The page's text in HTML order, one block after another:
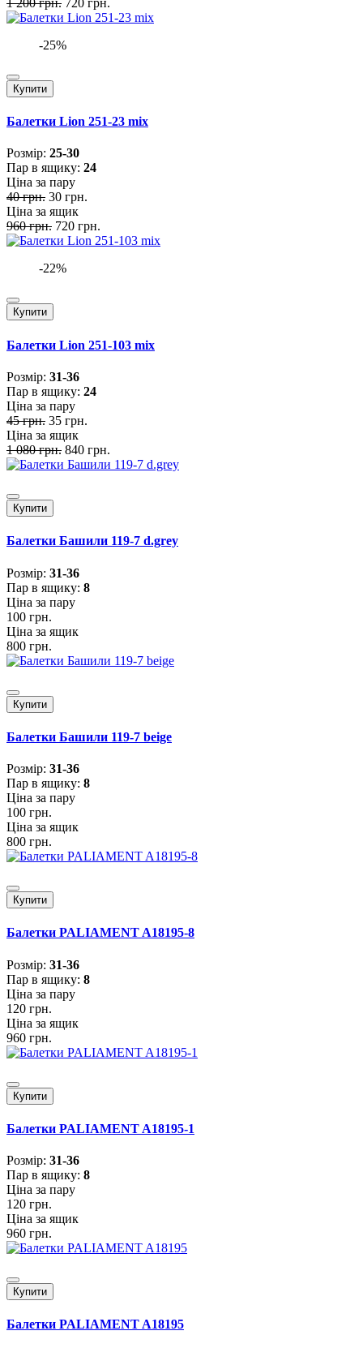
1 200 грн. 720 грн.
-25%
Купити
Балетки Lion 251-23 mix
Розмiр: 25-30
Пар в ящику: 24
Ціна за пару
40 грн. 30 грн.
Ціна за ящик
960 грн. 720 грн.
-22%
Купити
Балетки Lion 251-103 mix
Розмiр: 31-36
Пар в ящику: 24
Ціна за пару
45 грн. 35 грн.
Ціна за ящик
1 080 грн. 840 грн.
Купити
Балетки Башили 119-7 d.grey
Розмiр: 31-36
Пар в ящику: 8
Ціна за пару
100 грн.
Ціна за ящик
800 грн.
Купити
Балетки Башили 119-7 beige
Розмiр: 31-36
Пар в ящику: 8
Ціна за пару
100 грн.
Ціна за ящик
800 грн.
Купити
Балетки PALIAMENT A18195-8
Розмiр: 31-36
Пар в ящику: 8
Ціна за пару
120 грн.
Ціна за ящик
960 грн.
Купити
Балетки PALIAMENT A18195-1
Розмiр: 31-36
Пар в ящику: 8
Ціна за пару
120 грн.
Ціна за ящик
960 грн.
Купити
Балетки PALIAMENT A18195